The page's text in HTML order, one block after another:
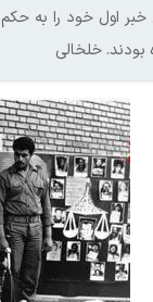
خلخالی